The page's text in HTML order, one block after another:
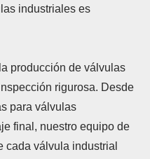
industriales es
producción de válvulas
rigurosa. Desde
para válvulas
final, nuestro equipo de
cada válvula industrial